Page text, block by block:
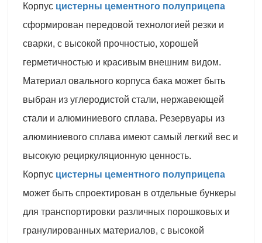
Корпус цистерны цементного полуприцепа
сформирован передовой технологией резки и
сварки, с высокой прочностью, хорошей
герметичностью и красивым внешним видом.
Материал овального корпуса бака может быть
выбран из углеродистой стали, нержавеющей
стали и алюминиевого сплава. Резервуары из
алюминиевого сплава имеют самый легкий вес и
высокую рециркуляционную ценность.
Корпус цистерны цементного полуприцепа
может быть спроектирован в отдельные бункеры
для транспортировки различных порошковых и
гранулированных материалов, с высокой